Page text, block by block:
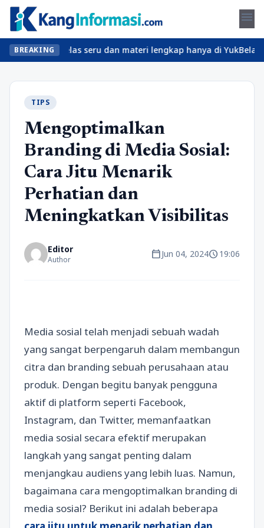
menu
BREAKINGkelas seru dan materi lengkap hanya di
TIPS
Mengoptimalkan
Branding di Media Sosial:
Cara Jitu Menarik
Perhatian dan
Meningkatkan Visibilitas
Editor
Author calendar_todayJun 04, 2024schedule19:06
Media sosial telah menjadi sebuah wadah
yang sangat berpengaruh dalam membangun
citra dan branding sebuah perusahaan atau
produk. Dengan begitu banyak pengguna
aktif di platform seperti Facebook,
Instagram, dan Twitter, memanfaatkan
media sosial secara efektif merupakan
langkah yang sangat penting dalam
menjangkau audiens yang lebih luas. Namun,
bagaimana cara mengoptimalkan branding di
media sosial? Berikut ini adalah beberapa